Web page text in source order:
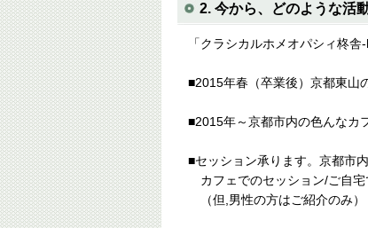
2. 今から、どのような活
「クラシカルホメオパシィ柊
■2015年春（卒業後）京都東山
■2015年～京都市内の色んなカ
■セッション承ります。京都市
カフェでのセッション/ご自宅
（但,男性の方はご紹介のみ）